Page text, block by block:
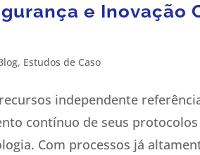
e Inovação
, Estudos de Caso
independente
contínuo de seus
Com processos já